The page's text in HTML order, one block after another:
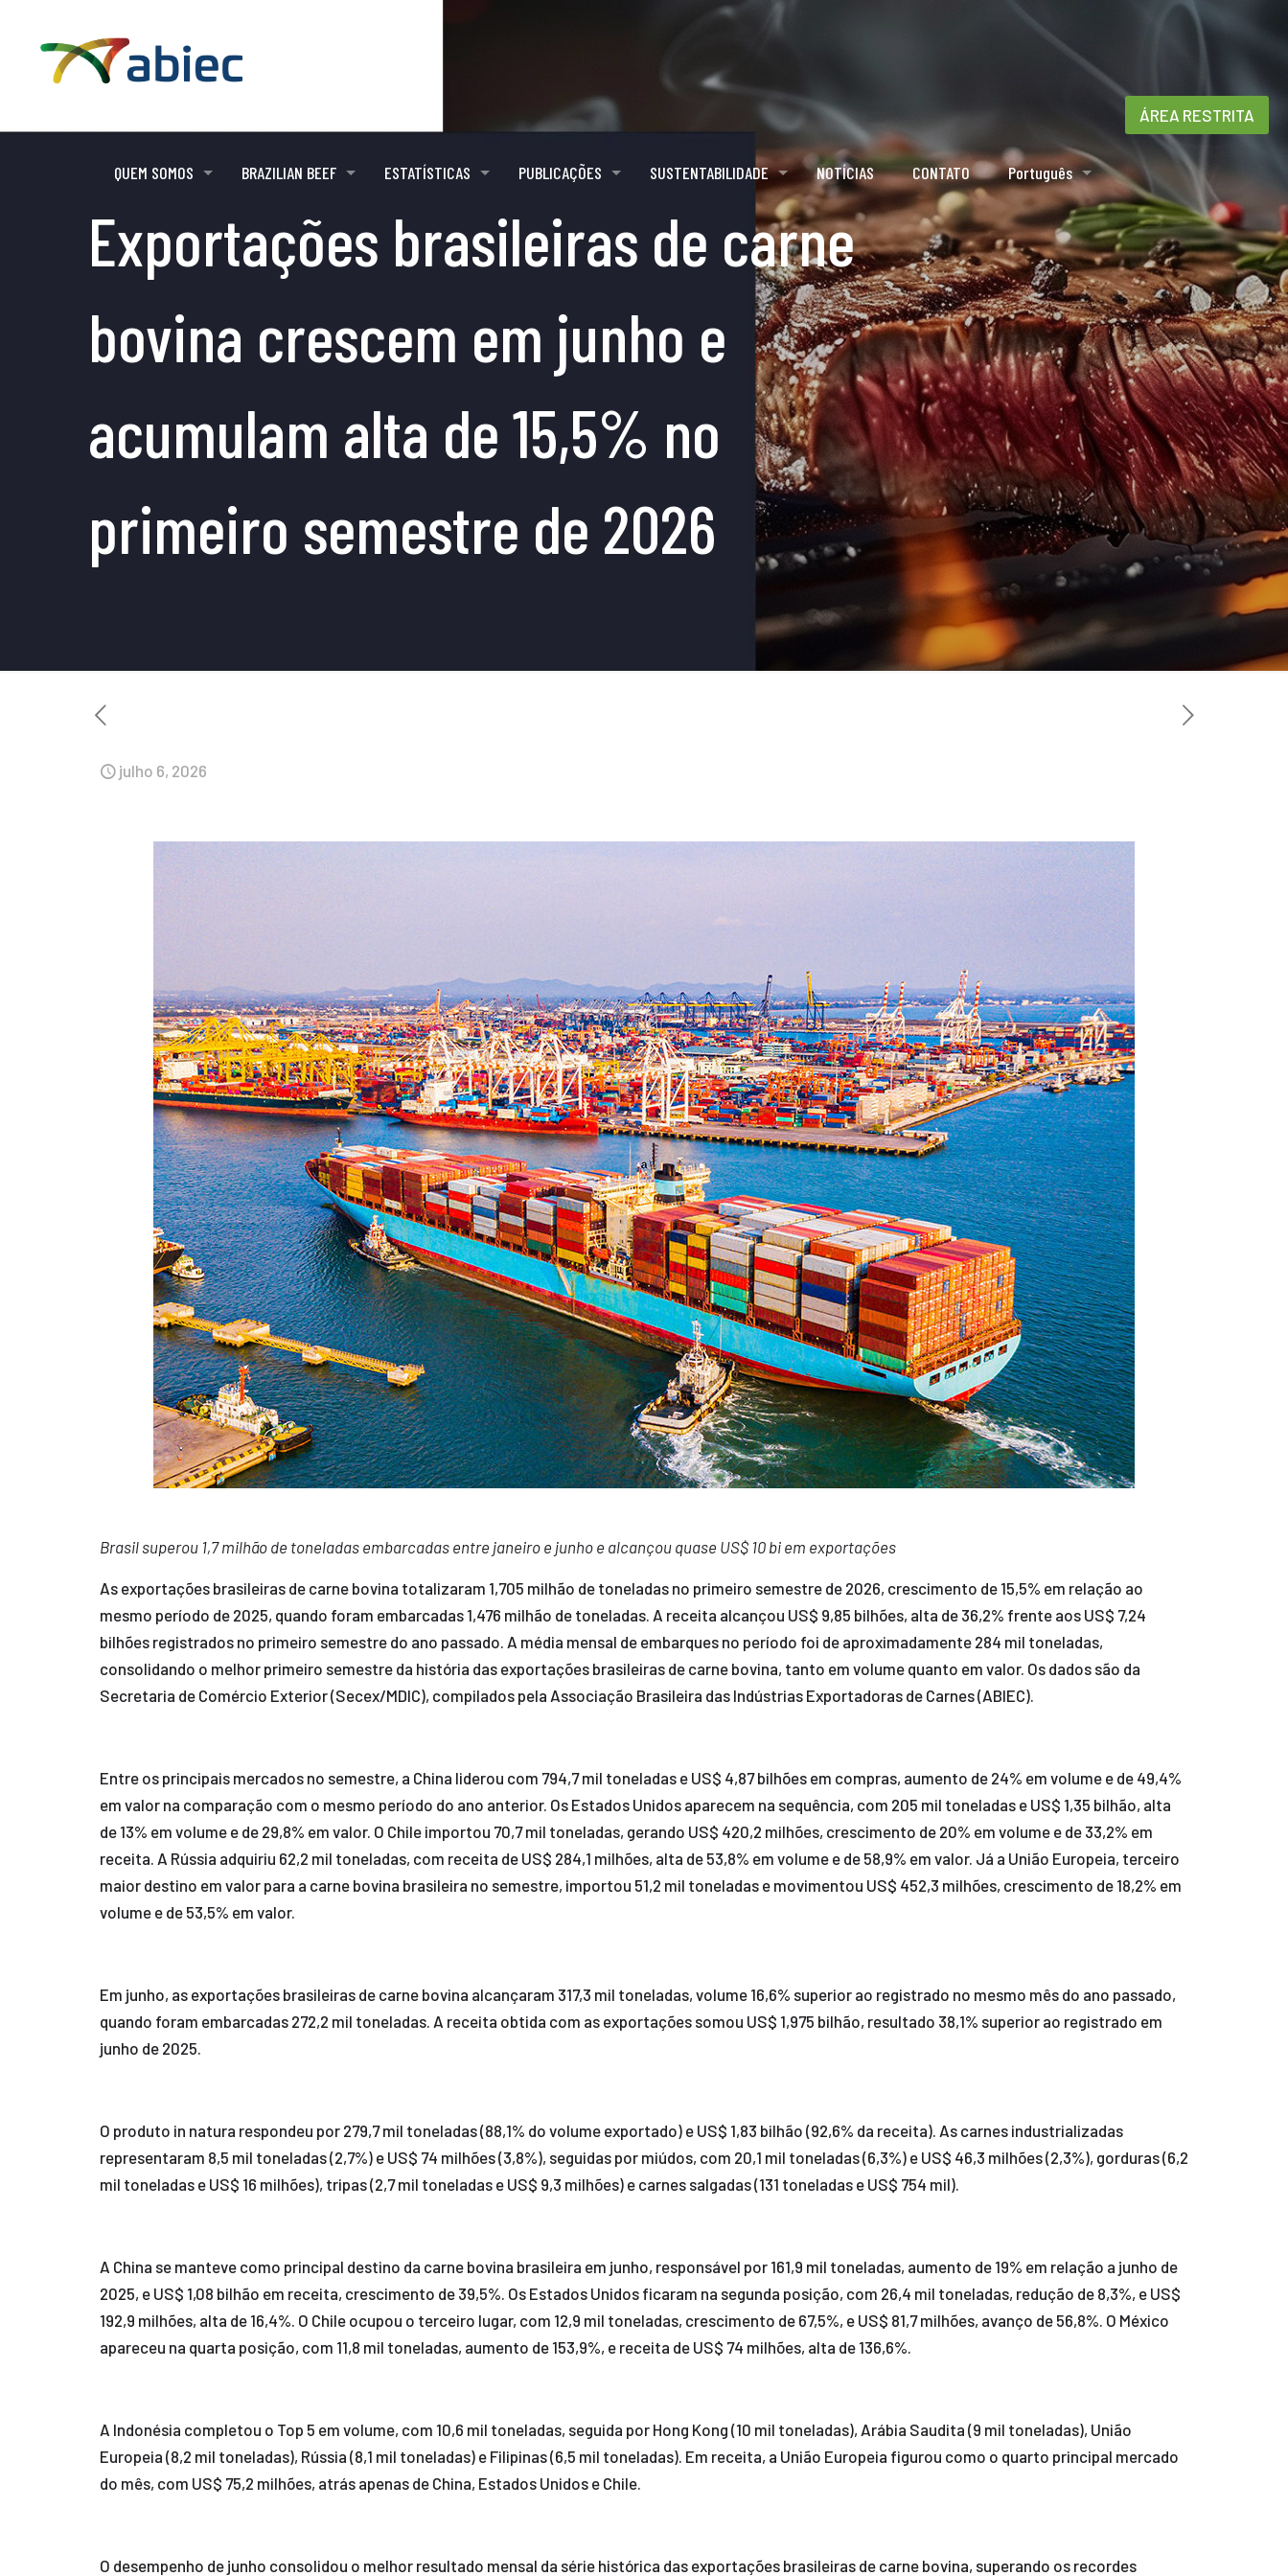
QUEM SOMOS BRAZILIAN BEEF ESTATÍSTICAS PUBLICAÇÕES SUSTENTABILIDADE NOTÍCIAS CONTATO Português
ÁREA RESTRITA
Exportações brasileiras de carne
bovina crescem em junho e
acumulam alta de 15,5% no
primeiro semestre de 2026
julho 6, 2026
Brasil superou 1,7 milhão de toneladas embarcadas entre janeiro e junho e alcançou quase US$ 10 bi em exportações
As exportações brasileiras de carne bovina totalizaram 1,705 milhão de toneladas no primeiro semestre de 2026, crescimento de 15,5% em relação ao
mesmo período de 2025, quando foram embarcadas 1,476 milhão de toneladas. A receita alcançou US$ 9,85 bilhões, alta de 36,2% frente aos US$ 7,24
bilhões registrados no primeiro semestre do ano passado. A média mensal de embarques no período foi de aproximadamente 284 mil toneladas,
consolidando o melhor primeiro semestre da história das exportações brasileiras de carne bovina, tanto em volume quanto em valor. Os dados são da
Secretaria de Comércio Exterior (Secex/MDIC), compilados pela Associação Brasileira das Indústrias Exportadoras de Carnes (ABIEC).
Entre os principais mercados no semestre, a China liderou com 794,7 mil toneladas e US$ 4,87 bilhões em compras, aumento de 24% em volume e de 49,4%
em valor na comparação com o mesmo período do ano anterior. Os Estados Unidos aparecem na sequência, com 205 mil toneladas e US$ 1,35 bilhão, alta
de 13% em volume e de 29,8% em valor. O Chile importou 70,7 mil toneladas, gerando US$ 420,2 milhões, crescimento de 20% em volume e de 33,2% em
receita. A Rússia adquiriu 62,2 mil toneladas, com receita de US$ 284,1 milhões, alta de 53,8% em volume e de 58,9% em valor. Já a União Europeia, terceiro
maior destino em valor para a carne bovina brasileira no semestre, importou 51,2 mil toneladas e movimentou US$ 452,3 milhões, crescimento de 18,2% em
volume e de 53,5% em valor.
Em junho, as exportações brasileiras de carne bovina alcançaram 317,3 mil toneladas, volume 16,6% superior ao registrado no mesmo mês do ano passado,
quando foram embarcadas 272,2 mil toneladas. A receita obtida com as exportações somou US$ 1,975 bilhão, resultado 38,1% superior ao registrado em
junho de 2025.
O produto in natura respondeu por 279,7 mil toneladas (88,1% do volume exportado) e US$ 1,83 bilhão (92,6% da receita). As carnes industrializadas
representaram 8,5 mil toneladas (2,7%) e US$ 74 milhões (3,8%), seguidas por miúdos, com 20,1 mil toneladas (6,3%) e US$ 46,3 milhões (2,3%), gorduras (6,2
mil toneladas e US$ 16 milhões), tripas (2,7 mil toneladas e US$ 9,3 milhões) e carnes salgadas (131 toneladas e US$ 754 mil).
A China se manteve como principal destino da carne bovina brasileira em junho, responsável por 161,9 mil toneladas, aumento de 19% em relação a junho de
2025, e US$ 1,08 bilhão em receita, crescimento de 39,5%. Os Estados Unidos ficaram na segunda posição, com 26,4 mil toneladas, redução de 8,3%, e US$
192,9 milhões, alta de 16,4%. O Chile ocupou o terceiro lugar, com 12,9 mil toneladas, crescimento de 67,5%, e US$ 81,7 milhões, avanço de 56,8%. O México
apareceu na quarta posição, com 11,8 mil toneladas, aumento de 153,9%, e receita de US$ 74 milhões, alta de 136,6%.
A Indonésia completou o Top 5 em volume, com 10,6 mil toneladas, seguida por Hong Kong (10 mil toneladas), Arábia Saudita (9 mil toneladas), União
Europeia (8,2 mil toneladas), Rússia (8,1 mil toneladas) e Filipinas (6,5 mil toneladas). Em receita, a União Europeia figurou como o quarto principal mercado
do mês, com US$ 75,2 milhões, atrás apenas de China, Estados Unidos e Chile.
O desempenho de junho consolidou o melhor resultado mensal da série histórica das exportações brasileiras de carne bovina, superando os recordes